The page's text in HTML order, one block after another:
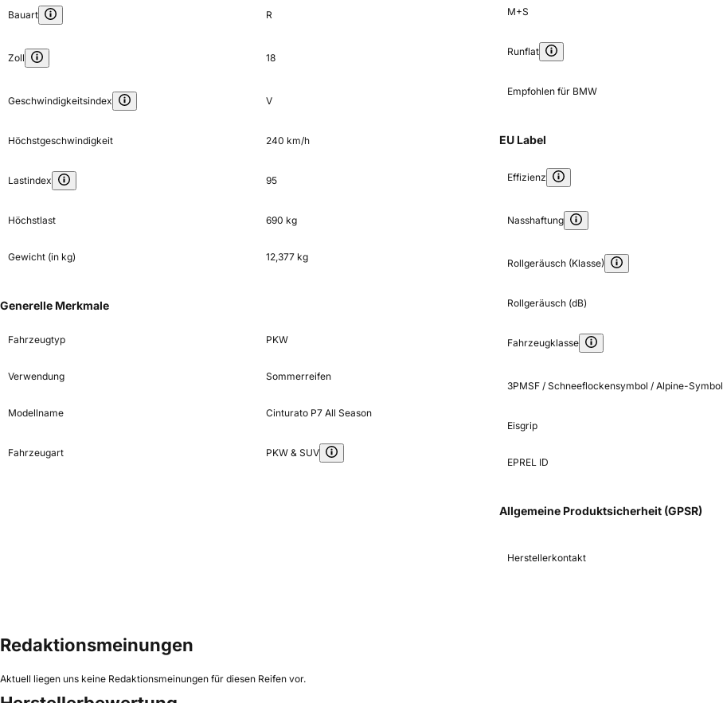
Bauart R
Zoll 18
Geschwindigkeitsindex V
Höchstgeschwindigkeit 240 km/h
Lastindex 95
Höchstlast 690 kg
Gewicht (in kg) 12,377 kg
Generelle Merkmale
Fahrzeugtyp PKW
Verwendung Sommerreifen
Modellname Cinturato P7 All Season
Fahrzeugart PKW & SUV
M+S
Runflat
Empfohlen für BMW
EU Label
Effizienz
Nasshaftung
Rollgeräusch (Klasse)
Rollgeräusch (dB)
Fahrzeugklasse
3PMSF / Schneeflockensymbol / Alpine-Symbol
Eisgrip
EPREL ID
Allgemeine Produktsicherheit (GPSR)
Herstellerkontakt
Redaktionsmeinungen
Aktuell liegen uns keine Redaktionsmeinungen für diesen Reifen vor.